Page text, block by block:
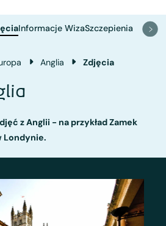
Informacje WizaSzczepienia
Anglia Zdjęcia
z Anglii - na przykład Zamek
Londynie.